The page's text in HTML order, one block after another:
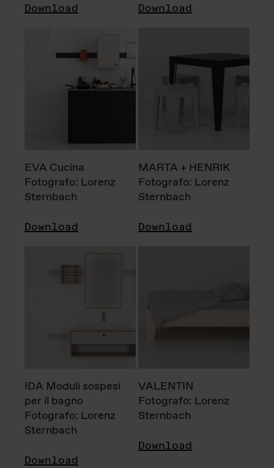
Download Download
EVA Cucina
Fotografo: Lorenz
Sternbach
Download
MARTA + HENRIK
Fotografo: Lorenz
Sternbach
Download
IDA Moduli sospesi
per il bagno
Fotografo: Lorenz
Sternbach
Download
VALENTIN
Fotografo: Lorenz
Sternbach
Download